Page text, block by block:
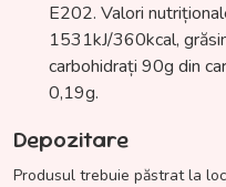
E202. Valori
1531kJ/360kcal,
carbohidrați 90g din
0,19g.
Depozitare
Produsul trebuie păstrat la